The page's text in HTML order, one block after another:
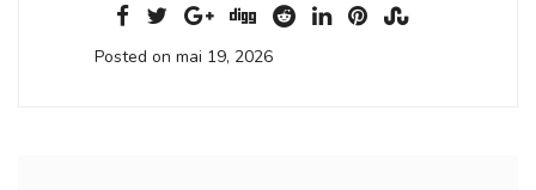
Posted on mai 19, 2026